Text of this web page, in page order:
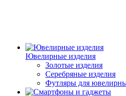
Ювелирные изделия
Золотые изделия
Серебряные изделия
Футляры для